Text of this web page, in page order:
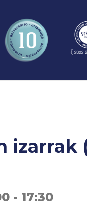
izarrak
- 17:30